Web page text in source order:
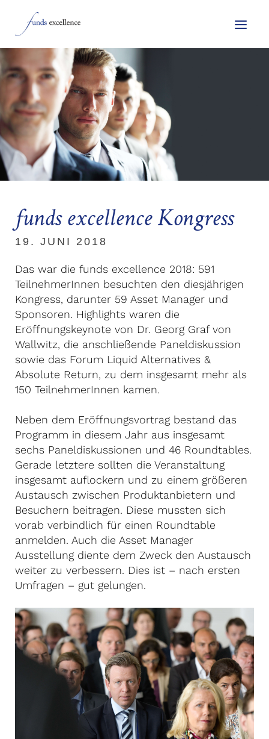
funds excellence Kongress
19. JUNI 2018
Das war die funds excellence 2018: 591
TeilnehmerInnen besuchten den diesjährigen
Kongress, darunter 59 Asset Manager und
Sponsoren. Highlights waren die
Eröffnungskeynote von Dr. Georg Graf von
Wallwitz, die anschließende Paneldiskussion
sowie das Forum Liquid Alternatives &
Absolute Return, zu dem insgesamt mehr als
150 TeilnehmerInnen kamen.
Neben dem Eröffnungsvortrag bestand das
Programm in diesem Jahr aus insgesamt
sechs Paneldiskussionen und 46 Roundtables.
Gerade letztere sollten die Veranstaltung
insgesamt auflockern und zu einem größeren
Austausch zwischen Produktanbietern und
Besuchern beitragen. Diese mussten sich
vorab verbindlich für einen Roundtable
anmelden. Auch die Asset Manager
Ausstellung diente dem Zweck den Austausch
weiter zu verbessern. Dies ist – nach ersten
Umfragen – gut gelungen.